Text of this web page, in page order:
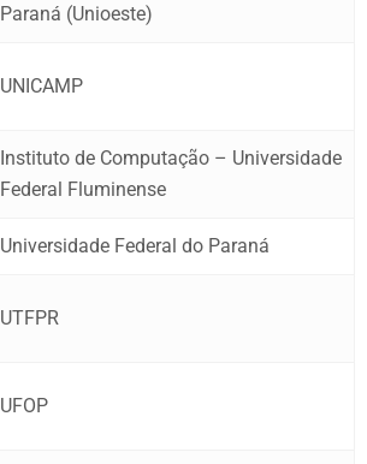
Paraná (Unioeste)
UNICAMP
Instituto de Computação – Universidade
Federal Fluminense
Universidade Federal do Paraná
UTFPR
UFOP